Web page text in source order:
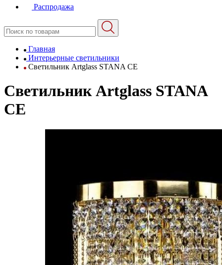
Распродажа
Главная
Интерьерные светильники
Светильник Artglass STANA CE
Светильник Artglass STANA
CE